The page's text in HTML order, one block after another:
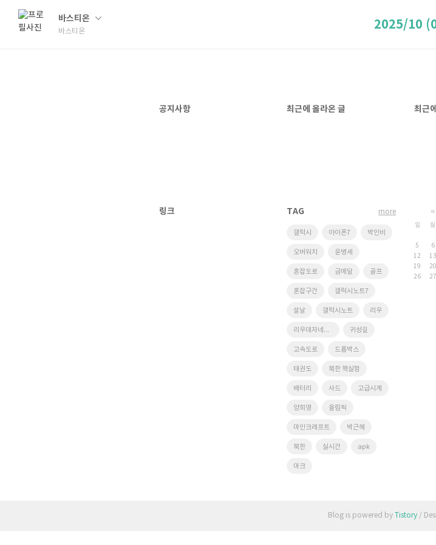
바스티온
바스티온 2025/10
공지사항 최근에 올라온 글 최근
링크 TAG
갤럭시 아이폰7 박인비
오버워치 윤병세
혼잡도로 금메달 골프
혼잡구간 갤럭시노트7
설날 갤럭시노트 리우
리우데자네이루 귀성길
고속도로 드롭박스
태권도 북한 핵실험
배터리 사드 고급시계
양희영 올림픽
마인크래프트 박근혜
북한 실시간 apk
마크
more «
일 월
5
6
12
13
19
20
26
27
Blog is powered by Tistory/